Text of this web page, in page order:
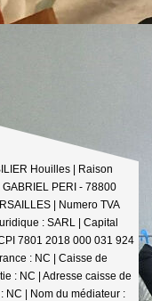
Houilles | Raison
PERI - 78800
| Numero TVA
: SARL | Capital
7801 2018 000 031 924
: NC | Caisse de
: NC | Adresse caisse de
NC | Nom du médiateur :